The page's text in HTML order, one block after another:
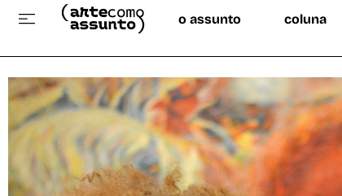
o assunto coluna